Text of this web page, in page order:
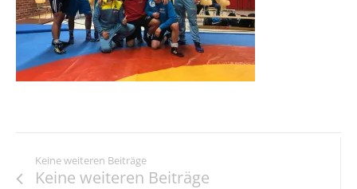
Keine weiteren Beiträge
Keine weiteren Beiträge